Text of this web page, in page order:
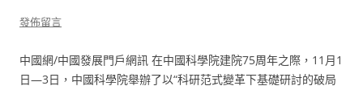
發佈留言
中國網/中國發展門戶網訊 在中國科學院建院75周年之際，11月1
日—3日，中國科學院舉辦了以“科研范式變革下基礎研討的破局